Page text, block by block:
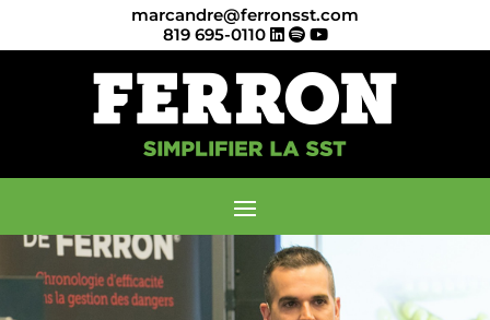
marcandre@ferronsst.com
819 695-0110